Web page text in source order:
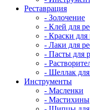
Реставрация
- Золочение
- Клей для
- Краски для
- Лаки для
- Пасты для
-
- Шеллак для
Инструменты
- Масленки
- Мастихины